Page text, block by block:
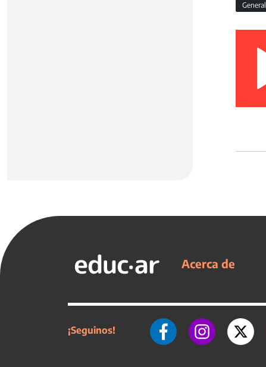
General
Acerca de
¡Seguinos!